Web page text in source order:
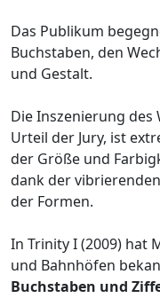
Das Publikum
Buchstaben, den
und Gestalt.
Die Inszenierung des
Urteil der Jury, ist
der Größe und
dank der
der Formen.
In Trinity I (2009) hat
und Bahnhöfen
Buchstaben und